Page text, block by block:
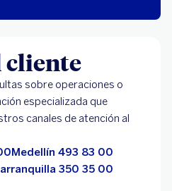
cliente
sobre operaciones o
especializada que
canales de atención al
Medellín 493 83 00
350 35 00